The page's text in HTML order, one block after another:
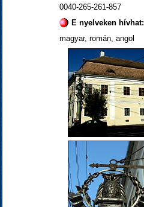
0040-265-261-857
E nyelveken hívhat:
magyar, román, angol